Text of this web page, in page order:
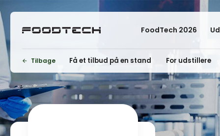
FoodTech 2026
Tilbage Få et tilbud på en stand For udstillere